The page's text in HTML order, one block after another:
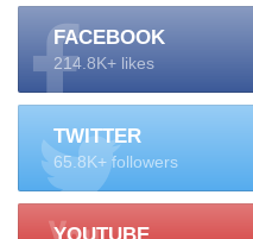
FACEBOOK
214.8K+ likes
TWITTER
65.8K+ followers